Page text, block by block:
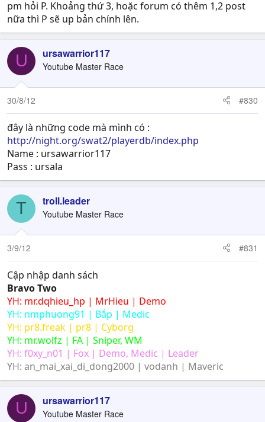
pm hỏi P. Khoảng thứ 3, hoặc forum có thêm 1,2 post
nữa thì P sẽ up bản chính lên.
U ursawarrior117
Youtube Master Race
30/8/12 #830
đây là những code mà mình có :
http://night.org/swat2/playerdb/index.php
Name : ursawarrior117
Pass : ursala
T troll.leader
Youtube Master Race
3/9/12 #831
Cập nhập danh sách
Bravo Two
YH: mr.dqhieu_hp | MrHieu | Demo
YH: nmphuong91 | Bắp | Medic
YH: pr8.freak | pr8 | Cyborg
YH: mr.wolfz | FA | Sniper, WM
YH: f0xy_n01 | Fox | Demo, Medic | Leader
YH: an_mai_xai_di_dong2000 | vodanh | Maveric
U ursawarrior117
Youtube Master Race